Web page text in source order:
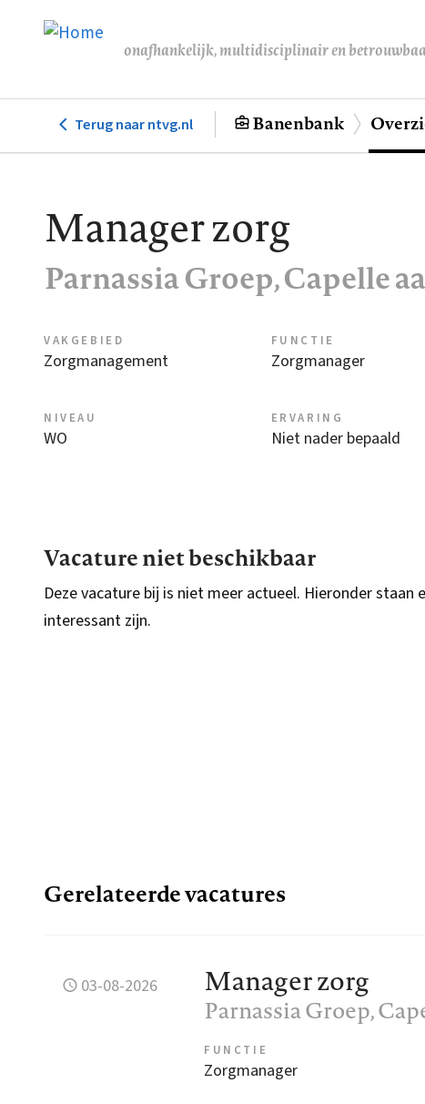
de
onafhankelijk, multidisciplinair en
Hoofdnavigatie
Terug naar ntvg.nl Banenbank
Manager zorg
Parnassia Groep, Capelle
VAKGEBIED
Zorgmanagement
FUNCTIE
Zorgmanager
NIVEAU
WO
ERVARING
Niet nader bepaald
Vacature niet beschikbaar
Deze vacature bij is niet meer actueel. Hieronder
interessant zijn.
Gerelateerde vacatures
03-08-2026 Manager zorg
Parnassia Groep,
FUNCTIE
Zorgmanager